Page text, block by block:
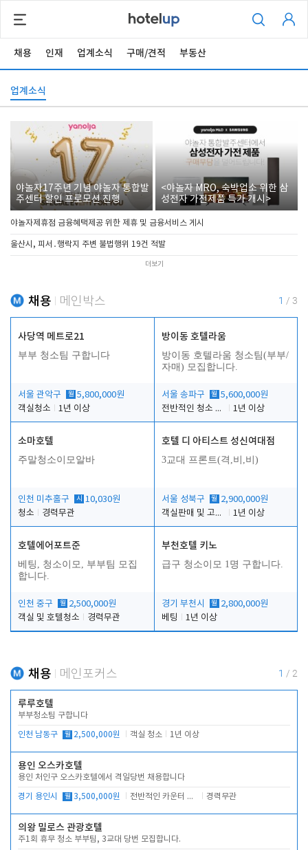
채용 인재 업계소식 구매/견적 부동산
업계소식
야놀자17주년 기념 야놀자 통합발
주센터 할인 프로모션 진행
<야놀자 MRO, 숙박업소 위한 삼
성전자 가전제품 특가 개시>
야놀자제휴점 금융혜택제공 위한 제휴 및 금융서비스 게시
울산시, 피서․행락지 주변 불법행위 19건 적발
더보기
채용 메인박스 1 / 3
사당역 메트로21
부부 청소팀 구합니다
서울 관악구 월 5,800,000원
객실청소
1년 이상
방이동 호텔라움
방이동 호텔라움 청소팀(부부/
자매) 모집합니다.
서울 송파구 월 5,600,000원
전반적인 청소 업무(객실청소.객실정리)
1년 이상
소마호텔
주말청소이모알바
인천 미추홀구 시 10,030원
청소
경력무관
호텔 디 아티스트 성신여대점
3교대 프론트(격,비,비)
서울 성북구 월 2,900,000원
객실판매 및 고객응대
1년 이상
호텔에어포트준
베팅, 청소이모, 부부팀 모집
합니다.
인천 중구 월 2,500,000원
객실 및 호텔청소
경력무관
부천호텔 키노
급구 청소이모 1명 구합니다.
경기 부천시 월 2,800,000원
베팅
1년 이상
채용 메인포커스 1 / 2
루루호텔
부부청소팀 구합니다
인천 남동구 월 2,500,000원 객실 청소 1년 이상
용인 오스카호텔
용인 처인구 오스카호텔에서 격일당번 채용합니다
경기 용인시 월 3,500,000원 전반적인 카운터 업무 경력무관
의왕 밀로스 관광호텔
주1회 휴무 청소 부부팀, 3교대 당번 모집합니다.